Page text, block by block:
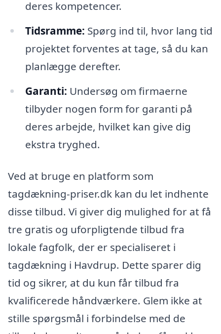
deres kompetencer.
Tidsramme: Spørg ind til, hvor lang tid
projektet forventes at tage, så du kan
planlægge derefter.
Garanti: Undersøg om firmaerne
tilbyder nogen form for garanti på
deres arbejde, hvilket kan give dig
ekstra tryghed.
Ved at bruge en platform som
tagdækning-priser.dk kan du let indhente
disse tilbud. Vi giver dig mulighed for at få
tre gratis og uforpligtende tilbud fra
lokale fagfolk, der er specialiseret i
tagdækning i Havdrup. Dette sparer dig
tid og sikrer, at du kun får tilbud fra
kvalificerede håndværkere. Glem ikke at
stille spørgsmål i forbindelse med de